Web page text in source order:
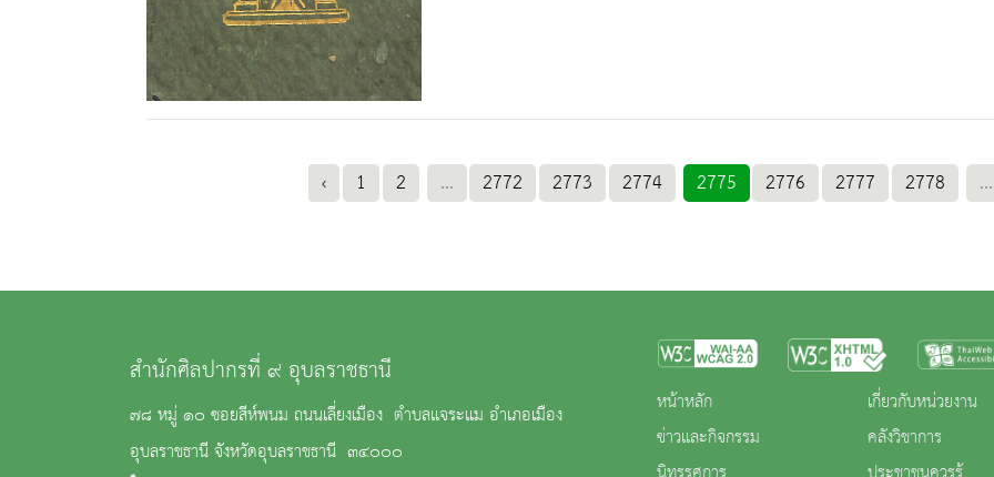
‹ 1 2 ... 2772 2773 2774 2775 2776 2777 2778 ...
สำนักศิลปากรที่ ๙ อุบลราชธานี
๗๘ หมู่ ๑๐ ซอยสีห์พนม ถนนเลี่ยงเมือง ตำบลแจระแม อำเภอเมือง
อุบลราชธานี จังหวัดอุบลราชธานี ๓๔๐๐๐
หน้าหลัก
ข่าวและกิจกรรม
เกี่ยวกับหน่วยงาน
คลังวิชาการ